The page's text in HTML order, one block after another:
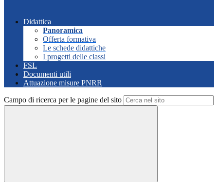
Didattica
Panoramica
Offerta formativa
Le schede didattiche
I progetti delle classi
FSL
Documenti utili
Attuazione misure PNRR
Campo di ricerca per le pagine del sito